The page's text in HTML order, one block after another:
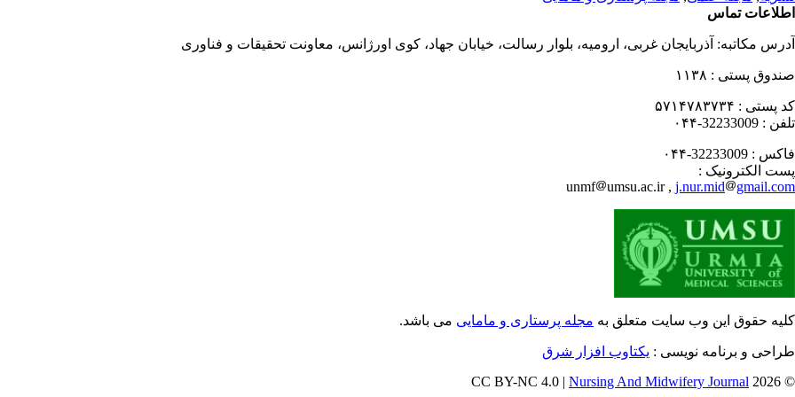
اطلاعات تماس
آدرس مکاتبه: آذربایجان غربی، ارومیه، بلوار رسالت، خیابان جهاد، کوی اورژانس، معاونت تحقیقات و فناوری
صندوق پستی : ۱۱۳۸
کد پستی : ۵۷۱۴۷۸۳۷۳۴
تلفن : 32233009-۰۴۴
فاکس : 32233009-۰۴۴
پست الکترونیک :
unmf
umsu.ac.ir , j.nur.mid gmail.com
کلیه حقوق این وب سایت متعلق به مجله پرستاری و مامایی می باشد.
طراحی و برنامه نویسی : یکتاوب افزار شرق
© 2026 CC BY-NC 4.0 |
Nursing And Midwifery Journal